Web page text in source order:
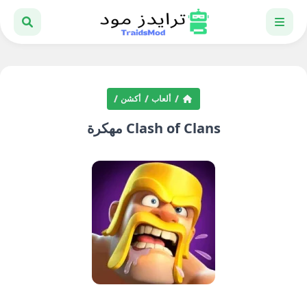
ألعاب أكشن
Clash of Clans مهكرة